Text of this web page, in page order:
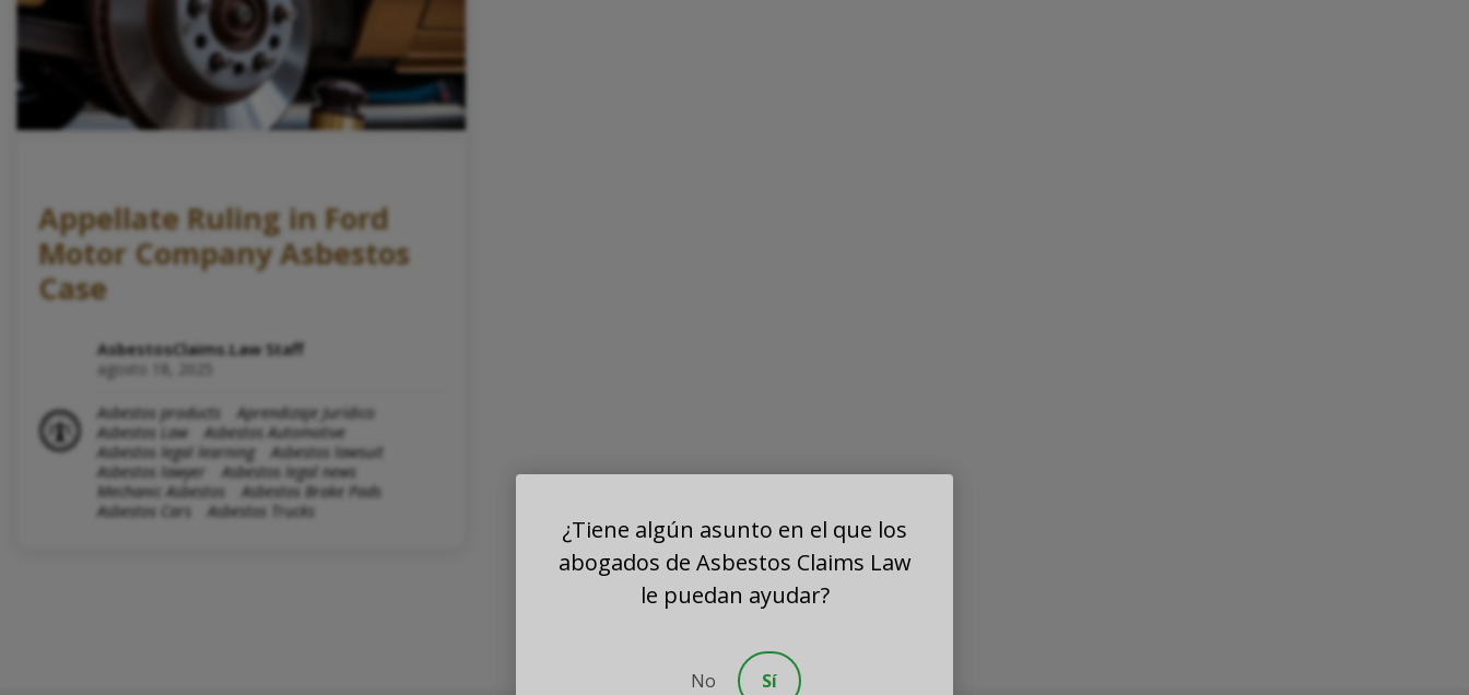
Appellate Ruling in Ford
Motor Company Asbestos
Case
AsbestosClaims.Law Staff
agosto 18, 2025
Asbestos products
Aprendizaje Jurídico
Asbestos Law
Asbestos Automotive
Asbestos legal learning
Asbestos lawsuit
Asbestos lawyer
Asbestos legal news
Mechanic Asbestos
Asbestos Brake Pads
Asbestos Cars
Asbestos Trucks
¿Tiene algún asunto en el que los
abogados de Asbestos Claims Law
le puedan ayudar?
No Sí